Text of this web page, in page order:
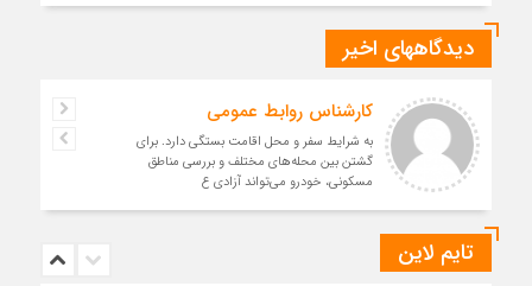
دیدگاههای اخیر
کارشناس روابط عمومی
به شرایط سفر و محل اقامت بستگی دارد. برای
گشتن بین محله‌های مختلف و بررسی مناطق
مسکونی، خودرو می‌تواند آزادی ع
تایم لاین